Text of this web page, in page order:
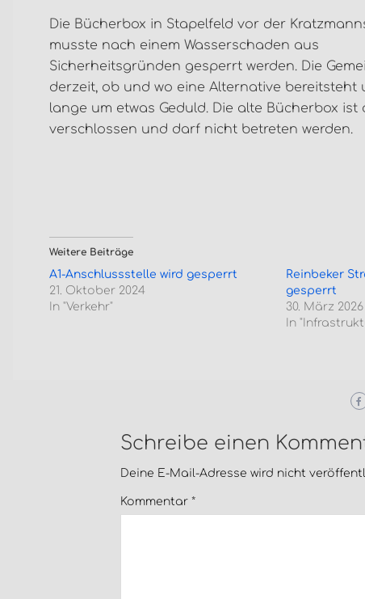
Die Bücherbox in Stapelfeld vor der
musste nach einem Wasserschaden aus
Sicherheitsgründen gesperrt werden. Die
derzeit, ob und wo eine Alternative bereitsteht
lange um etwas Geduld. Die alte Bücherbox ist
verschlossen und darf nicht betreten werden.
Weitere Beiträge
A1-Anschlussstelle wird gesperrt
21. Oktober 2024
In "Verkehr"
Reinbeker
gesperrt
30. März 2026
In
Schreibe einen
Deine E-Mail-Adresse wird nicht
Kommentar*